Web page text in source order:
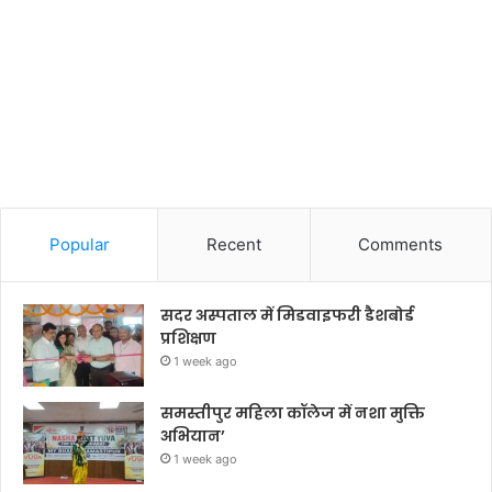
Popular Recent Comments
सदर अस्पताल में मिडवाइफरी डैशबोर्ड
प्रशिक्षण
1 week ago
समस्तीपुर महिला कॉलेज में नशा मुक्ति
अभियान’
1 week ago